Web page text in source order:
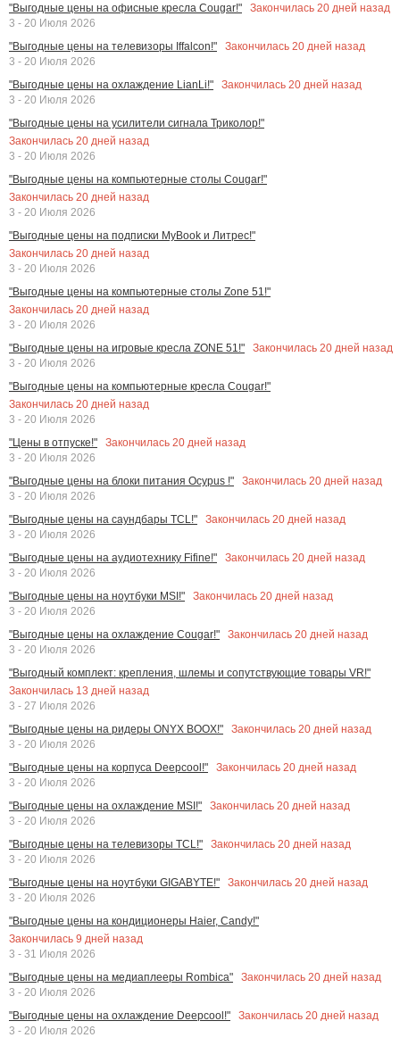
"Выгодные цены на офисные кресла Cougar!" Закончилась 20 дней назад
3 - 20 Июля 2026
"Выгодные цены на телевизоры Iffalcon!"
Закончилась 20 дней назад
3 - 20 Июля 2026
"Выгодные цены на охлаждение LianLi!"
Закончилась 20 дней назад
3 - 20 Июля 2026
"Выгодные цены на усилители сигнала Триколор!"
Закончилась 20 дней назад
3 - 20 Июля 2026
"Выгодные цены на компьютерные столы Cougar!"
Закончилась 20 дней назад
3 - 20 Июля 2026
"Выгодные цены на подписки MyBook и Литрес!"
Закончилась 20 дней назад
3 - 20 Июля 2026
"Выгодные цены на компьютерные столы Zone 51!"
Закончилась 20 дней назад
3 - 20 Июля 2026
"Выгодные цены на игровые кресла ZONE 51!"
Закончилась 20 дней назад
3 - 20 Июля 2026
"Выгодные цены на компьютерные кресла Cougar!"
Закончилась 20 дней назад
3 - 20 Июля 2026
"Цены в отпуске!"
Закончилась 20 дней назад
3 - 20 Июля 2026
"Выгодные цены на блоки питания Ocypus !"
Закончилась 20 дней назад
3 - 20 Июля 2026
"Выгодные цены на саундбары TCL!"
Закончилась 20 дней назад
3 - 20 Июля 2026
"Выгодные цены на аудиотехнику Fifine!"
Закончилась 20 дней назад
3 - 20 Июля 2026
"Выгодные цены на ноутбуки MSI!"
Закончилась 20 дней назад
3 - 20 Июля 2026
"Выгодные цены на охлаждение Cougar!"
Закончилась 20 дней назад
3 - 20 Июля 2026
"Выгодный комплект: крепления, шлемы и сопутствующие товары VR!"
Закончилась 13 дней назад
3 - 27 Июля 2026
"Выгодные цены на ридеры ONYX BOOX!"
Закончилась 20 дней назад
3 - 20 Июля 2026
"Выгодные цены на корпуса Deepcool!"
Закончилась 20 дней назад
3 - 20 Июля 2026
"Выгодные цены на охлаждение MSI!"
Закончилась 20 дней назад
3 - 20 Июля 2026
"Выгодные цены на телевизоры TCL!"
Закончилась 20 дней назад
3 - 20 Июля 2026
"Выгодные цены на ноутбуки GIGABYTE!"
Закончилась 20 дней назад
3 - 20 Июля 2026
"Выгодные цены на кондиционеры Haier, Candy!"
Закончилась 9 дней назад
3 - 31 Июля 2026
"Выгодные цены на медиаплееры Rombica"
Закончилась 20 дней назад
3 - 20 Июля 2026
"Выгодные цены на охлаждение Deepcool!"
Закончилась 20 дней назад
3 - 20 Июля 2026